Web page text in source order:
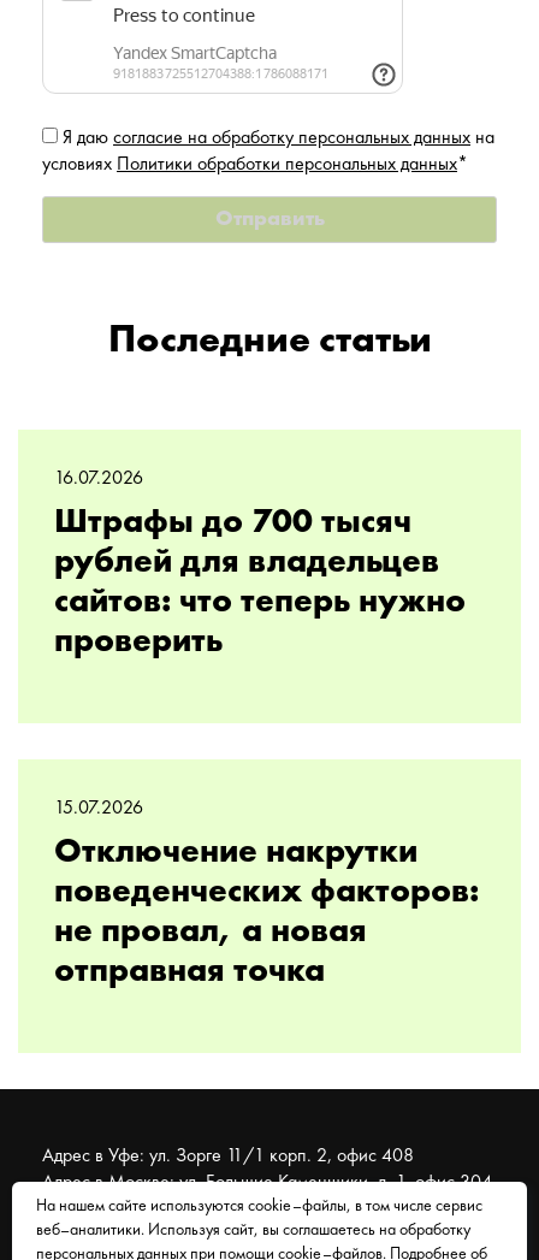
Я даю согласие на обработку персональных данных на
условиях Политики обработки персональных данных*
Последние статьи
16.07.2026
Штрафы до 700 тысяч
рублей для владельцев
сайтов: что теперь нужно
проверить
15.07.2026
Отключение накрутки
поведенческих факторов:
не провал, а новая
отправная точка
Адрес в Уфе: ул. Зорге 11/1 корп. 2, офис 408
Адрес в Москве: ул. Большие Каменщики, д. 1, офис 304
© 2007 - 2026 Муравейник. SEO-продвижение, реклама,
На нашем сайте используются cookie–файлы, в том числе сервис
веб–аналитики. Используя сайт, вы соглашаетесь на обработку
персональных данных при помощи cookie–файлов. Подробнее об